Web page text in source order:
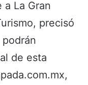
a La Gran
precisó
de esta